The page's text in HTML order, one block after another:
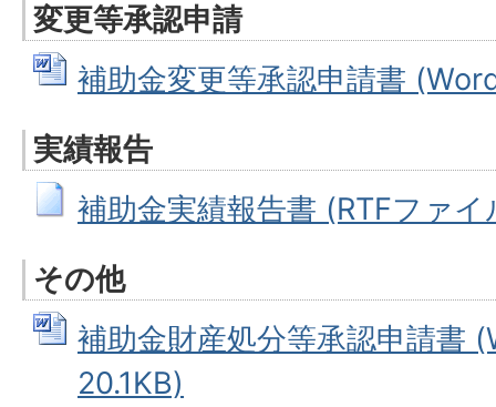
変更等承認申請
補助金変更等承認申請書
実績報告
補助金実績報告書 (RTFファイ
その他
補助金財産処分等承認申請書
20.1KB)